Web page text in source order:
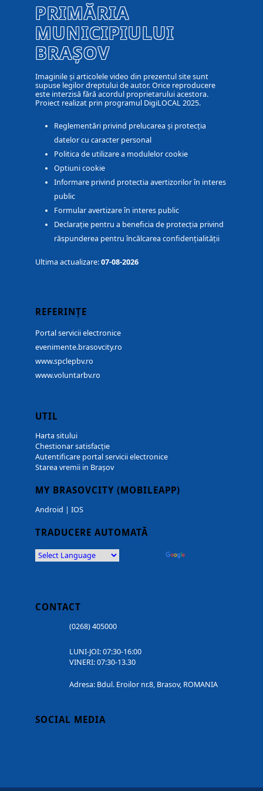
PRIMĂRIA
MUNICIPIULUI
BRAȘOV
Imaginile și articolele video din prezentul site sunt
supuse legilor dreptului de autor. Orice reproducere
este interzisă fără acordul proprietarului acestora.
Proiect realizat prin programul DigiLOCAL 2025.
Reglementări privind prelucarea și protecția
datelor cu caracter personal
Politica de utilizare a modulelor cookie
Optiuni cookie
Informare privind protectia avertizorilor în interes
public
Formular avertizare în interes public
Declarație pentru a beneficia de protecția privind
răspunderea pentru încălcarea confidențialității
Ultima actualizare:07-08-2026
REFERINȚE
Portal servicii electronice
evenimente.brasovcity.ro
www.spclepbv.ro
www.voluntarbv.ro
UTIL
Harta sitului
Chestionar satisfacție
Autentificare portal servicii electronice
Starea vremii in Brașov
MY BRASOVCITY (MOBILEAPP)
Android | IOS
TRADUCERE AUTOMATĂ
CONTACT
(0268) 405000
LUNI-JOI: 07:30-16:00
VINERI: 07:30-13.30
Adresa: Bdul. Eroilor nr.8, Brasov, ROMANIA
SOCIAL MEDIA